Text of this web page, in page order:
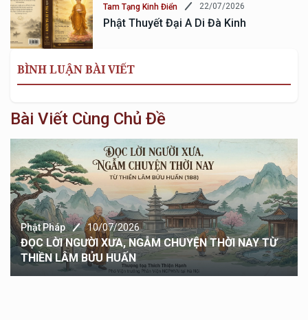
Tam Tạng Kinh Điển 22/07/2026
Phật Thuyết Đại A Di Đà Kinh
BÌNH LUẬN BÀI VIẾT
Bài Viết Cùng Chủ Đề
Phật Pháp 10/07/2026
ĐỌC LỜI NGƯỜI XƯA, NGẪM CHUYỆN THỜI NAY TỪ
THIỀN LÂM BỬU HUẤN